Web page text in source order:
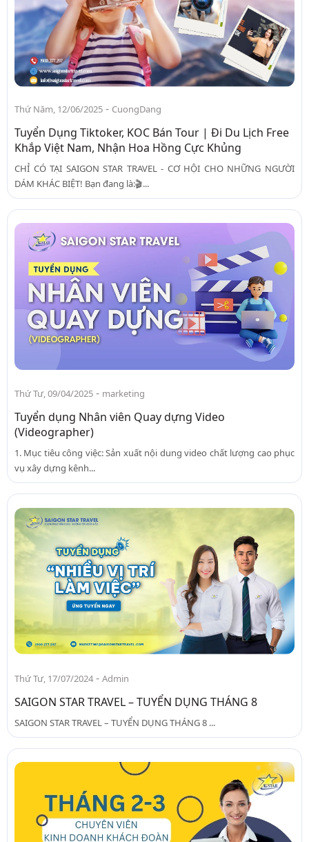
Thứ Năm, 12/06/2025 - CuongDang
Tuyển Dụng Tiktoker, KOC Bán Tour | Đi Du Lịch Free
Khắp Việt Nam, Nhận Hoa Hồng Cực Khủng
CHỈ CÓ TẠI SAIGON STAR TRAVEL - CƠ HỘI CHO NHỮNG NGƯỜI
DÁM KHÁC BIỆT! Bạn đang là:🎬...
Thứ Tư, 09/04/2025 - marketing
Tuyển dụng Nhân viên Quay dựng Video
(Videographer)
1. Mục tiêu công việc: Sản xuất nội dung video chất lượng cao phục
vụ xây dựng kênh...
Thứ Tư, 17/07/2024 - Admin
SAIGON STAR TRAVEL – TUYỂN DỤNG THÁNG 8
SAIGON STAR TRAVEL – TUYỂN DỤNG THÁNG 8 ...